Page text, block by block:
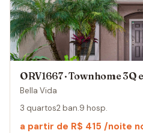
ORV1667 · Townhome 3Q
Bella Vida
3 quartos2 ban.9 hosp.
a partir de R$ 415 /noite